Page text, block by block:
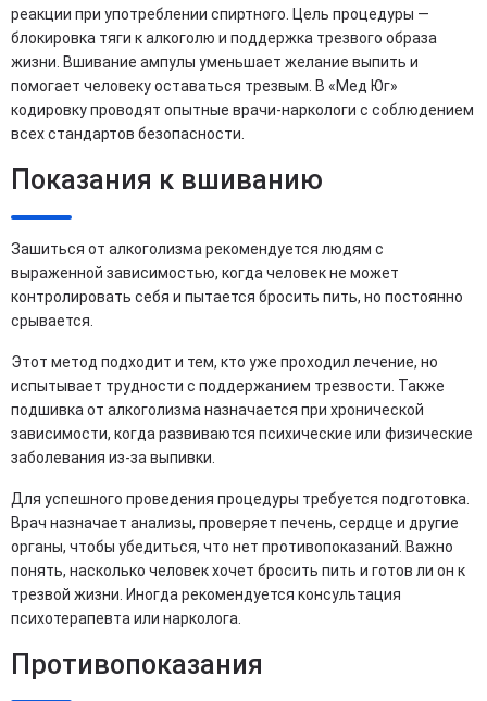
реакции при употреблении спиртного. Цель процедуры —
блокировка тяги к алкоголю и поддержка трезвого образа
жизни. Вшивание ампулы уменьшает желание выпить и
помогает человеку оставаться трезвым. В «Мед Юг»
кодировку проводят опытные врачи-наркологи с соблюдением
всех стандартов безопасности.
Показания к вшиванию
Зашиться от алкоголизма рекомендуется людям с
выраженной зависимостью, когда человек не может
контролировать себя и пытается бросить пить, но постоянно
срывается.
Этот метод подходит и тем, кто уже проходил лечение, но
испытывает трудности с поддержанием трезвости. Также
подшивка от алкоголизма назначается при хронической
зависимости, когда развиваются психические или физические
заболевания из-за выпивки.
Для успешного проведения процедуры требуется подготовка.
Врач назначает анализы, проверяет печень, сердце и другие
органы, чтобы убедиться, что нет противопоказаний. Важно
понять, насколько человек хочет бросить пить и готов ли он к
трезвой жизни. Иногда рекомендуется консультация
психотерапевта или нарколога.
Противопоказания